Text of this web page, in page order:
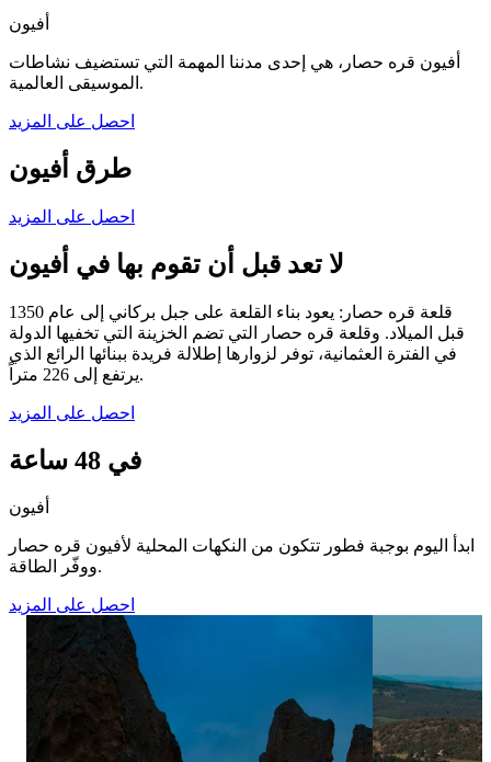
أفيون
أفيون قره حصار، هي إحدى مدننا المهمة التي تستضيف نشاطات
الموسيقى العالمية.
احصل على المزيد
طرق أفيون
احصل على المزيد
لا تعد قبل أن تقوم بها في أفيون
قلعة قره حصار: يعود بناء القلعة على جبل بركاني إلى عام 1350
قبل الميلاد. وقلعة قره حصار التي تضم الخزينة التي تخفيها الدولة
في الفترة العثمانية، توفر لزوارها إطلالة فريدة ببنائها الرائع الذي
يرتفع إلى 226 متراً.
احصل على المزيد
في 48 ساعة
أفيون
ابدأ اليوم بوجبة فطور تتكون من النكهات المحلية لأفيون قره حصار
ووفّر الطاقة.
احصل على المزيد
Bathed in the golden hues of sunset, Döğer
As the